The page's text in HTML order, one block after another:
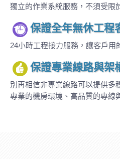
獨立的作業系統服務，不須受限
保證全年無休工程
24小時工程接力服務，讓客戶用
保證專業線路與架
別再相信非專業線路可以提供多
專業的機房環境、高品質的專線